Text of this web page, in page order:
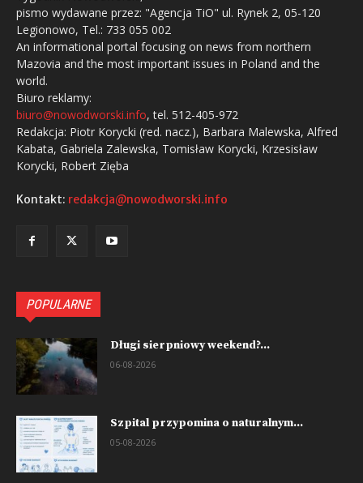
pismo wydawane przez: "Agencja TiO" ul. Rynek 2, 05-120
Legionowo, Tel.: 733 055 002
An informational portal focusing on news from northern
Mazovia and the most important issues in Poland and the
world.
Biuro reklamy:
biuro@nowodworski.info, tel. 512-405-972
Redakcja: Piotr Korycki (red. nacz.), Barbara Malewska, Alfred
Kabata, Gabriela Zalewska, Tomisław Korycki, Krzesisław
Korycki, Robert Zięba
Kontakt: redakcja@nowodworski.info
POPULARNE
Długi sierpniowy weekend?...
06-08-2026
Szpital przypomina o naturalnym...
05-08-2026